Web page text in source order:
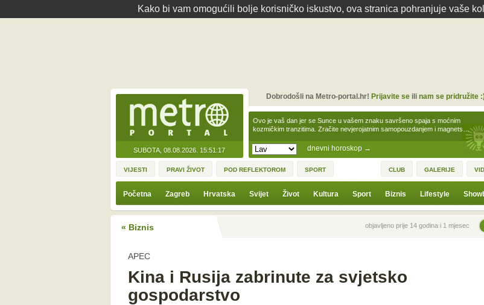
Kako bi vam omogućili bolje korisničko iskustvo, ova stranica pohranjuje vaše
SUBOTA, 08.08.2026. 15:51:17 dnevni horoskop →
Ovo je vaš dan jer se Sunce u vašem znaku savršeno spaja s moćnim
kozmičkim tranzitima. Zračite nevjerojatnim samopouzdanjem i magnets…
Dobrodošli na Metro-portal.hr! Prijavite seili nam se pridružite
VIJESTI PRAVI ŽIVOT POD REFLEKTOROM SPORT CLUB GALERIJE
Početna Zagreb Hrvatska Svijet Život Kultura Sport Biznis Lifestyle
« Biznis Prethodna vijestobjavljeno prije 14 godina i 1 mjesec
APEC
Kina i Rusija zabrinute za svjetsko
gospodarstvo